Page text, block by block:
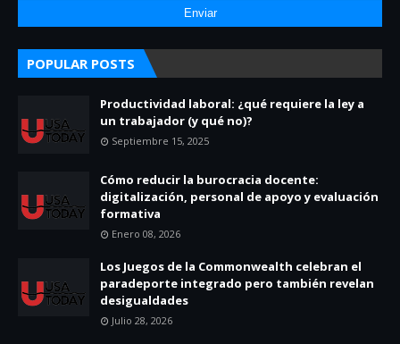
POPULAR POSTS
Productividad laboral: ¿qué requiere la ley a
un trabajador (y qué no)?
Septiembre 15, 2025
Cómo reducir la burocracia docente:
digitalización, personal de apoyo y evaluación
formativa
Enero 08, 2026
Los Juegos de la Commonwealth celebran el
paradeporte integrado pero también revelan
desigualdades
Julio 28, 2026